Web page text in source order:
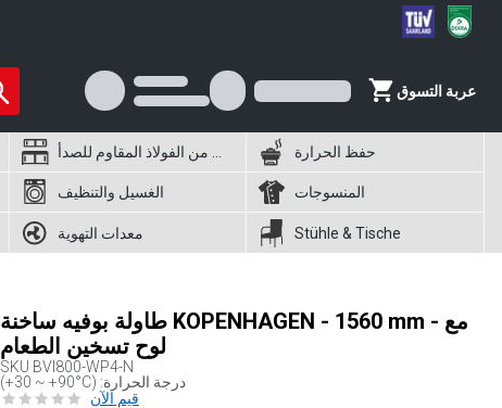
عربة التسوق
حفظ الحرارة
الغسيل والتنظيف المنسوجات
معدات التهوية Stühle & Tische
طاولة بوفيه ساخنة KOPENHAGEN - 1560 mm - مع
لوح تسخين الطعام
SKU BVI800-WP4-N
(+30 ~ +90°C) :درجة الحرارة
قيم الآن